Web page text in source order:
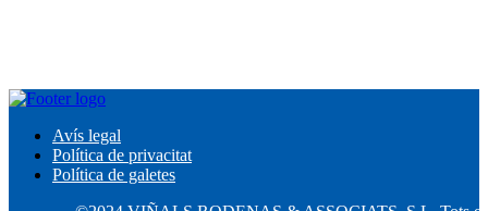
Avís legal
Política de privacitat
Política de galetes